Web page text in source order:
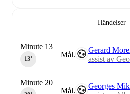
Händelser
Mål.
Gerard
assist av
Minute 13
13‎’‎
Mål.
Georges
Minute 20